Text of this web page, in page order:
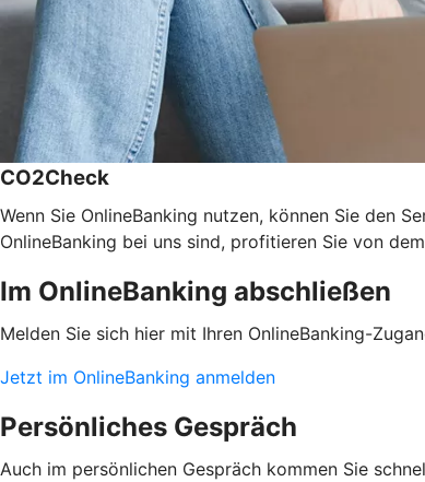
CO2Check
Wenn Sie OnlineBanking nutzen, können Sie den
OnlineBanking bei uns sind, profitieren Sie von
Im OnlineBanking abschließen
Melden Sie sich hier mit Ihren OnlineBanking-
Jetzt im OnlineBanking anmelden
Persönliches Gespräch
Auch im persönlichen Gespräch kommen Sie